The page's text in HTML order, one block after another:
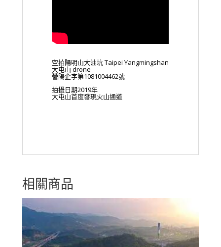
空拍陽明山大油坑 Taipei Yangmingshan
大屯山 drone
營陽企字第1081004462號
拍攝日期2019年
大屯山首度發現火山通道
相關商品